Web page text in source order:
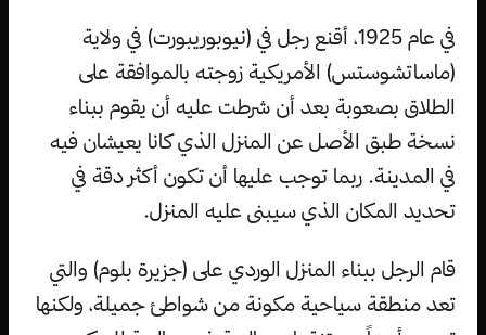
في عام 1925، أقنع رجل في (نيوبوريبورت) في ولاية
(ماساتشوستس) الأمريكية زوجته بالموافقة على
الطلاق بصعوبة بعد أن شرطت عليه أن يقوم ببناء
نسخة طبق الأصل عن المنزل الذي كانا يعيشان فيه
في المدينة. ربما توجب عليها أن تكون أكثر دقة في
تحديد المكان الذي سيبنى عليه المنزل.
قام الرجل ببناء المنزل الوردي على (جزيرة بلوم) والتي
تعد منطقة سياحية مكونة من شواطئ جميلة، ولكنها